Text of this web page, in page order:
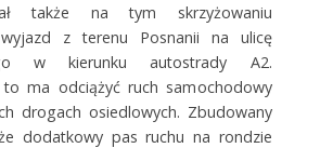
także na tym skrzyżowaniu
z terenu Posnanii na ulicę
w kierunku autostrady A2.
to ma odciążyć ruch samochodowy
drogach osiedlowych. Zbudowany
dodatkowy pas ruchu na rondzie